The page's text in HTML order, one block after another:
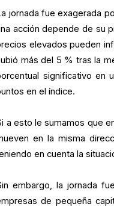
jornada fue exagerada
acción depende de su
elevados pueden
más del 5 % tras la
significativo en
en el índice.
a esto le sumamos que
en la misma
en cuenta la
embargo, la jornada
de pequeña